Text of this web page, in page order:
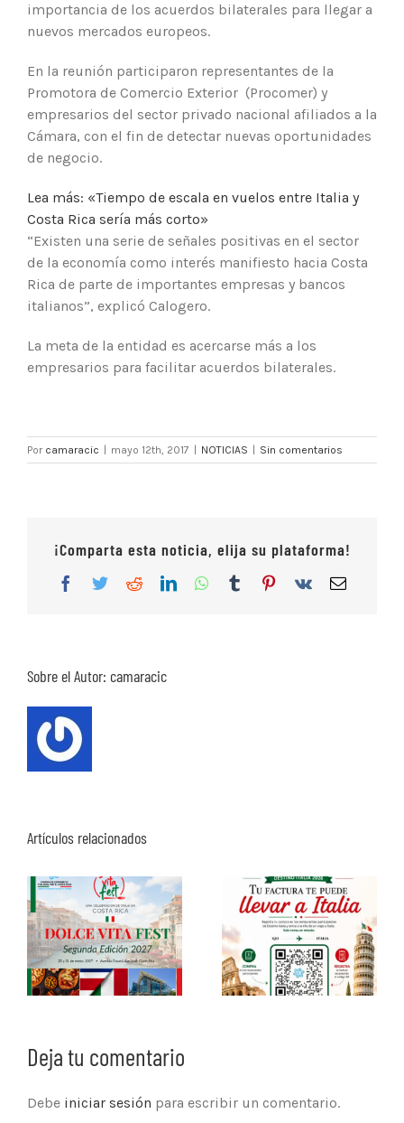
importancia de los acuerdos bilaterales para llegar a
nuevos mercados europeos.
En la reunión participaron representantes de la
Promotora de Comercio Exterior (Procomer) y
empresarios del sector privado nacional afiliados a la
Cámara, con el fin de detectar nuevas oportunidades
de negocio.
Lea más: «Tiempo de escala en vuelos entre Italia y
Costa Rica sería más corto»
“Existen una serie de señales positivas en el sector
de la economía como interés manifiesto hacia Costa
Rica de parte de importantes empresas y bancos
italianos”, explicó Calogero.
La meta de la entidad es acercarse más a los
empresarios para facilitar acuerdos bilaterales.
Por camaracic mayo 12th, 2017 NOTICIAS Sin comentarios
¡Comparta esta noticia, elija su plataforma!
Facebook
TwitterRedditLinkedInWhatsApp
TumblrPinterest
Vk
Correo
Sobre el Autor: camaracic
Artículos relacionados
Deja tu comentario
Debe iniciar sesión para escribir un comentario.